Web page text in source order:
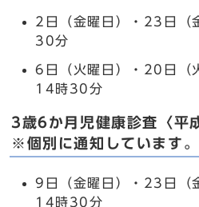
2日（金曜日）・23日（
30分
6日（火曜日）・20日（
14時30分
3歳6か月児健康診査〈平
※個別に通知しています。
9日（金曜日）・23日（
14時30分